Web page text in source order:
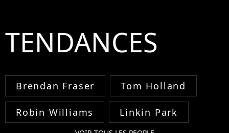
TENDANCES
Brendan Fraser Tom Holland
Robin Williams Linkin Park